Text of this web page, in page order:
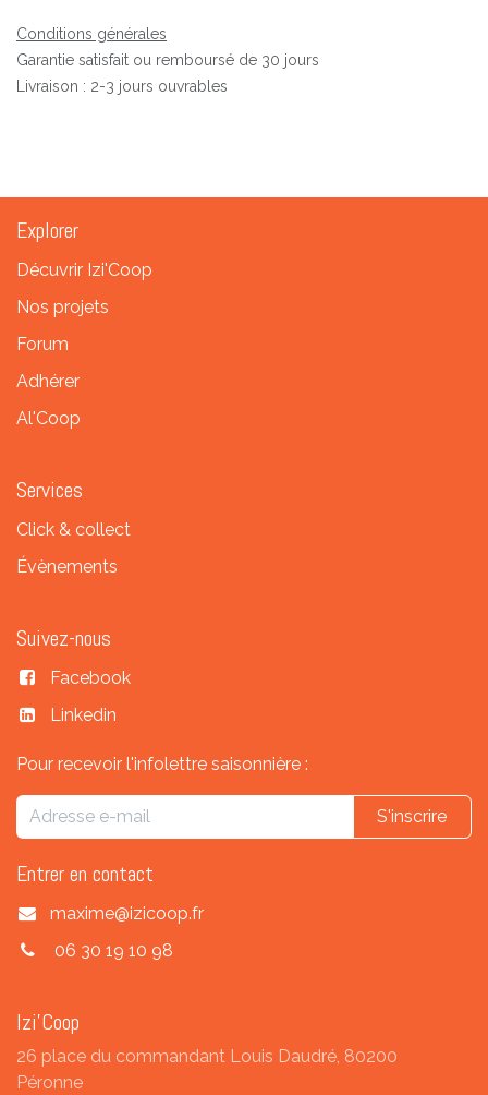
Conditions générales
Garantie satisfait ou remboursé de 30 jours
Livraison : 2-3 jours ouvrables
Explorer
Décuvrir Izi'Coop
Nos projets
Forum
Adhérer
Al'Coop
Services
Click & collect
Évènements
Suivez-nous
Facebook
Linkedin
Pour recevoir l'infolettre saisonnière :
S'inscrire
Entrer en contact
maxime@izicoop.fr
06 30 19 10 98
Izi'Coop
26 place du commandant Louis Daudré, 80200
Péronne